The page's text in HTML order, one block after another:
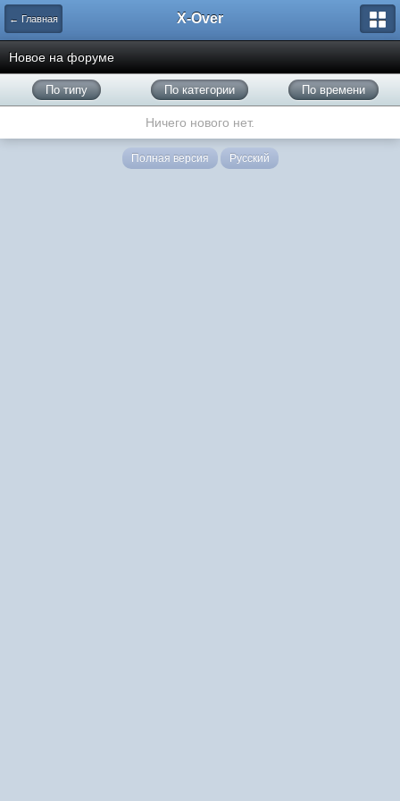
← Главная X-Over
Новое на форуме
По типу По категории По времени
Ничего нового нет.
Полная версия Русский